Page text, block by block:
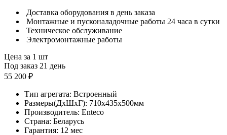
Доставка оборудования в день заказа
Монтажные и пусконаладочные работы 24 часа в сутки
Техническое обслуживание
Электромонтажные работы
Цена за 1 шт
Под заказ 21 день
55 200 ₽
Тип агрегата: Встроенный
Размеры(ДхШхГ): 710x435x500мм
Производитель: Enteco
Страна: Беларусь
Гарантия: 12 мес